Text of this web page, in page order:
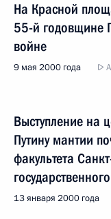
На Красной
55-й годовщине
войне
9 мая 2000 года
Выступление на
Путину мантии
факультета
13 января 2000 года